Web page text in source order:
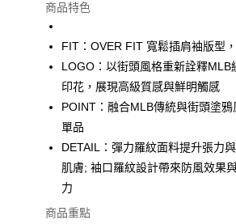
AlipayHK
WeChat Pay
送貨方式
付款後順豐站及營業點
每筆HK$50.00，滿HK$499.00或以上
付款後順豐合作便利店
商品特色
FIT：OVER FIT 寬鬆插肩袖版型
LOGO：以街頭風格重新詮釋
印花，展現高級質感與鮮明觸感
POINT：融合MLB傳統與街頭塗
單品
DETAIL：彈力羅紋面料提升張力
肌膚; 袖口羅紋設計帶來防風效果
力
商品重點